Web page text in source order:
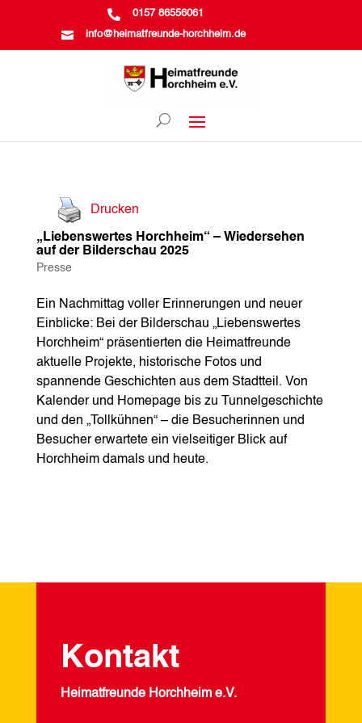
 0157 86556061
 info@heimatfreunde-horchheim.de
Drucken
„Liebenswertes Horchheim“ – Wiedersehen
auf der Bilderschau 2025
Presse
Ein Nachmittag voller Erinnerungen und neuer
Einblicke: Bei der Bilderschau „Liebenswertes
Horchheim“ präsentierten die Heimatfreunde
aktuelle Projekte, historische Fotos und
spannende Geschichten aus dem Stadtteil. Von
Kalender und Homepage bis zu Tunnelgeschichte
und den „Tollkühnen“ – die Besucherinnen und
Besucher erwartete ein vielseitiger Blick auf
Horchheim damals und heute.
Kontakt
Heimatfreunde Horchheim e.V.